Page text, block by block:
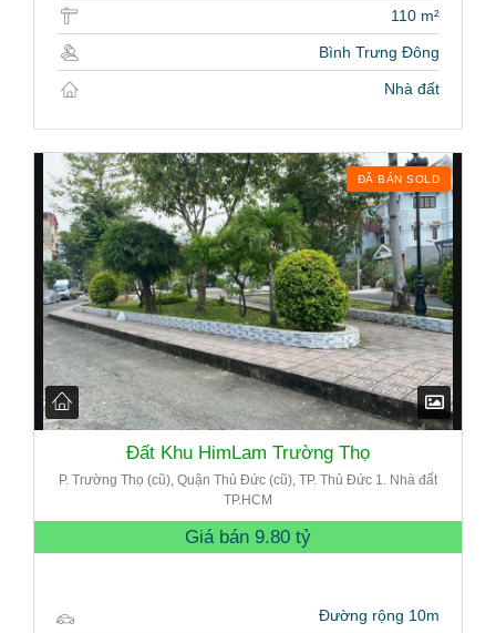
110 m²
Bình Trưng Đông
Nhà đất
ĐÃ BÁN SOLD
Đất Khu HimLam Trường Thọ
P. Trường Thọ (cũ), Quận Thủ Đức (cũ), TP. Thủ Đức 1. Nhà đất
TP.HCM
Giá bán 9.80 tỷ
Đường rộng 10m